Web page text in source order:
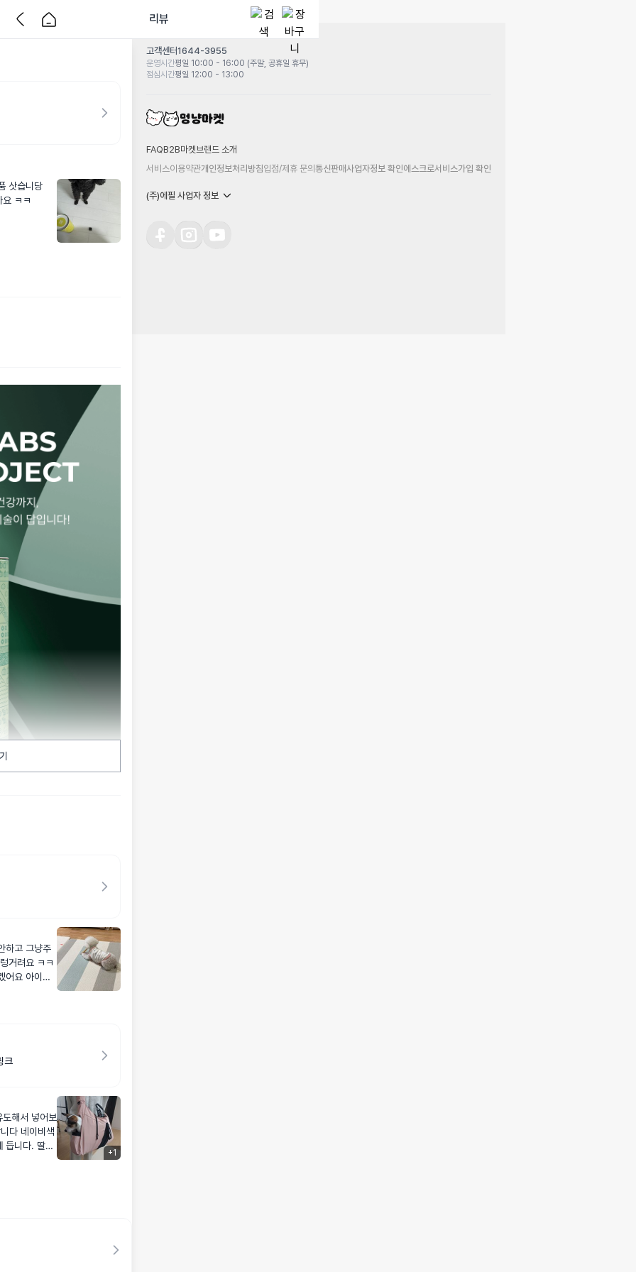
리뷰
삿습니당
ㅋㅋ
하고 그냥주
거려요 ㅋㅋ
어요 아이가
크
해서 넣어보
다 네이비색
듭니다. 딸래
+1
고객센터1644-3955
운영시간평일 10:00 - 16:00 (주말, 공휴일 휴무)
점심시간평일 12:00 - 13:00
FAQB2B마켓 브랜드 소개
서비스이용약관개인정보처리방침입점/제휴 문의통신판매사업자정보 확인에스크로서비스가입 확인
(주)에필 사업자 정보